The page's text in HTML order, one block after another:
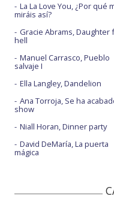
La La Love You, ¿Por qué
miráis así?
Gracie Abrams, Daughter
hell
Manuel Carrasco, Pueblo
salvaje I
Ella Langley, Dandelion
Ana Torroja, Se ha
show
Niall Horan, Dinner party
David DeMaría, La puerta
mágica